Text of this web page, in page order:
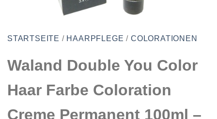
STARTSEITE / HAARPFLEGE / COLORATIONEN
Waland Double You Color
Haar Farbe Coloration
Creme Permanent 100ml –